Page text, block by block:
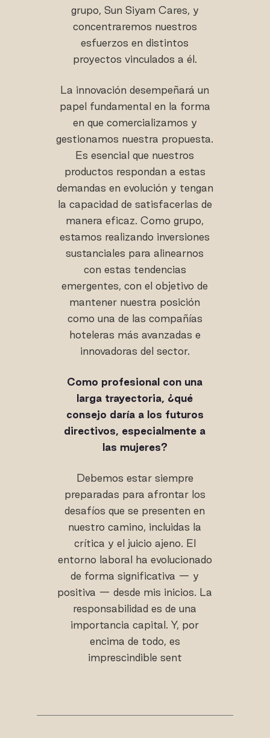
grupo, Sun Siyam Cares, y
concentraremos nuestros
esfuerzos en distintos
proyectos vinculados a él.
La innovación desempeñará un
papel fundamental en la forma
en que comercializamos y
gestionamos nuestra propuesta.
Es esencial que nuestros
productos respondan a estas
demandas en evolución y tengan
la capacidad de satisfacerlas de
manera eficaz. Como grupo,
estamos realizando inversiones
sustanciales para alinearnos
con estas tendencias
emergentes, con el objetivo de
mantener nuestra posición
como una de las compañías
hoteleras más avanzadas e
innovadoras del sector.
Como profesional con una
larga trayectoria, ¿qué
consejo daría a los futuros
directivos, especialmente a
las mujeres?
Debemos estar siempre
preparadas para afrontar los
desafíos que se presenten en
nuestro camino, incluidas la
crítica y el juicio ajeno. El
entorno laboral ha evolucionado
de forma significativa — y
positiva — desde mis inicios. La
responsabilidad es de una
importancia capital. Y, por
encima de todo, es
imprescindible sent